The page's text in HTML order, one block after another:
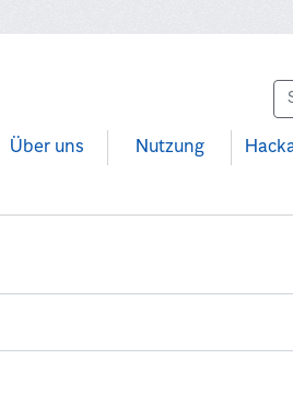
Über uns Nutzung